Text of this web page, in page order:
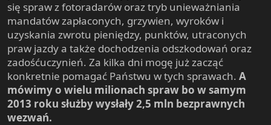
się spraw z fotoradarów oraz tryb unieważniania
mandatów zapłaconych, grzywien, wyroków i
uzyskania zwrotu pieniędzy, punktów, utraconych
praw jazdy a także dochodzenia odszkodowań oraz
zadośćuczynień. Za kilka dni mogę już zacząć
konkretnie pomagać Państwu w tych sprawach. A
mówimy o wielu milionach spraw bo w samym
2013 roku służby wysłały 2,5 mln bezprawnych
wezwań.